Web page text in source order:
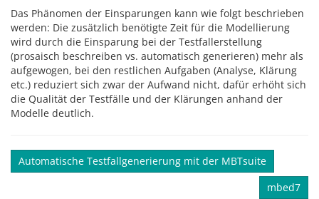
Das Phänomen der Einsparungen kann wie folgt beschrieben
werden: Die zusätzlich benötigte Zeit für die Modellierung
wird durch die Einsparung bei der Testfallerstellung
(prosaisch beschreiben vs. automatisch generieren) mehr als
aufgewogen, bei den restlichen Aufgaben (Analyse, Klärung
etc.) reduziert sich zwar der Aufwand nicht, dafür erhöht sich
die Qualität der Testfälle und der Klärungen anhand der
Modelle deutlich.
Automatische Testfallgenerierung mit der MBTsuite
mbed7